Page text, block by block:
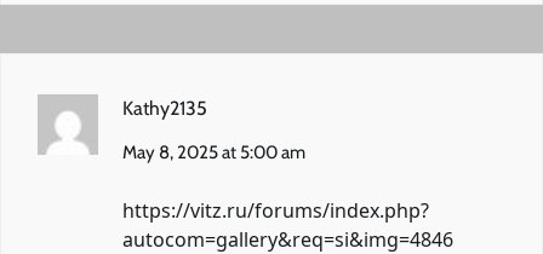
Kathy2135
May 8, 2025 at 5:00 am
https://vitz.ru/forums/index.php?
autocom=gallery&req=si&img=4846